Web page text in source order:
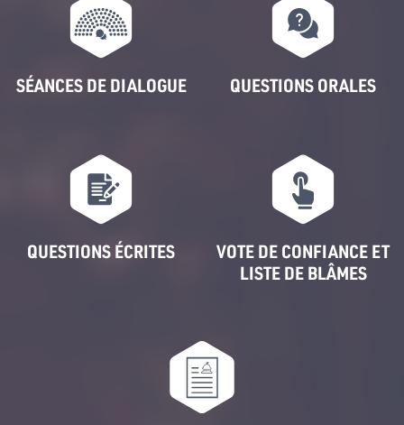
SÉANCES DE DIALOGUE QUESTIONS ORALES
QUESTIONS ÉCRITES
VOTE DE CONFIANCE ET
LISTE DE BLÂMES